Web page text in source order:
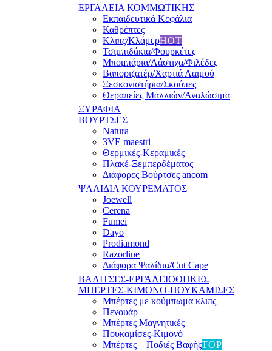
ΕΡΓΑΛΕΙΑ ΚΟΜΜΩΤΙΚΗΣ
Εκπαιδευτικά Κεφάλια
Καθρέπτες
Κλιπς/ΚλάμερHOT
Τσιμπιδάκια/Φουρκέτες
Μπομπάρια/Λάστιχα/Φιλέδες
Βαποριζατέρ/Χαρτιά Λαιμού
Ξεσκονιστήρια/Σκούπες
Θεραπείες Μαλλιών/Αναλώσιμα
ΞΥΡΑΦΙΑ
ΒΟΥΡΤΣΕΣ
Natura
3VE maestri
Θερμικές-Κεραμικές
Πλακέ-Ξεμπερδέματος
Διάφορες Βούρτσες ancom
ΨΑΛΙΔΙΑ ΚΟΥΡΕΜΑΤΟΣ
Joewell
Cerena
Fumei
Dayo
Prodiamond
Razorline
Διάφορα Ψαλίδια/Cut Cape
ΒΑΛΙΤΣΕΣ-ΕΡΓΑΛΕΙΟΘΗΚΕΣ
ΜΠΕΡΤΕΣ-ΚΙΜΟΝΟ-ΠΟΥΚΑΜΙΣΕΣ
Μπέρτες με κούμπωμα κλιπς
Πενουάρ
Μπέρτες Μαγνητικές
Πουκαμίσες-Κιμονό
Μπέρτες – Ποδιές ΒαφήςTOP